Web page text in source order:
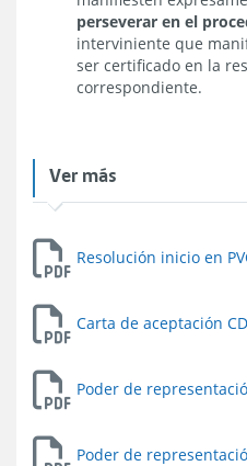
perseverar en el
interviniente que
ser certificado en la
correspondiente.
Ver más
Resolución inicio en
Carta de aceptación
Poder de
Poder de